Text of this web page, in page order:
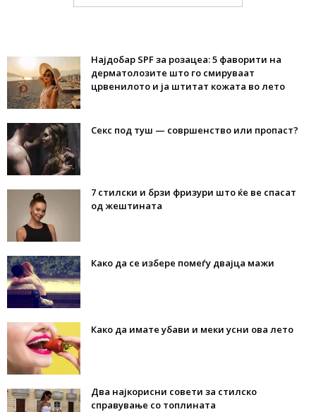
Најдобар SPF за розацеа: 5 фаворити на
дерматолозите што го смируваат
црвенилото и ја штитат кожата во лето
Секс под туш — совршенство или пропаст?
7 стилски и брзи фризури што ќе ве спасат
од жештината
Како да се избере помеѓу двајца мажи
Како да имате убави и меки усни ова лето
Два најкорисни совети за стилско
справување со топлината